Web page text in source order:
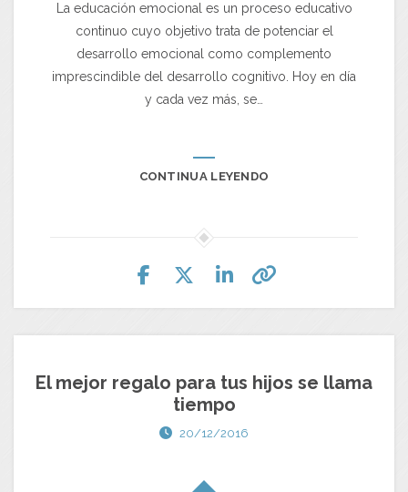
La educación emocional es un proceso educativo
continuo cuyo objetivo trata de potenciar el
desarrollo emocional como complemento
imprescindible del desarrollo cognitivo. Hoy en día
y cada vez más, se…
CONTINUA LEYENDO
El mejor regalo para tus hijos se llama
tiempo
20/12/2016